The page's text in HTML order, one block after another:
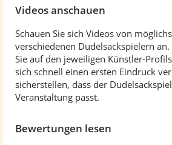
Videos anschauen
Schauen Sie sich Videos von
verschiedenen Dudelsackspielern
Sie auf den jeweiligen Künstler-
sich schnell einen ersten Eindruck
sicherstellen, dass der
Veranstaltung passt.
Bewertungen lesen